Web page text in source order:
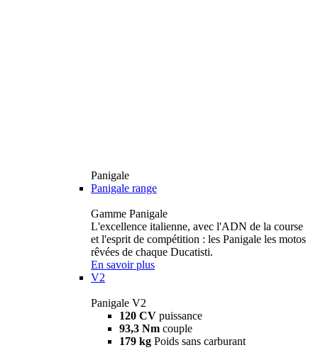
Panigale
Panigale range
Gamme Panigale
L'excellence italienne, avec l'ADN de la course
et l'esprit de compétition : les Panigale les motos
rêvées de chaque Ducatisti.
En savoir plus
V2
Panigale V2
120 CV puissance
93,3 Nm couple
179 kg Poids sans carburant